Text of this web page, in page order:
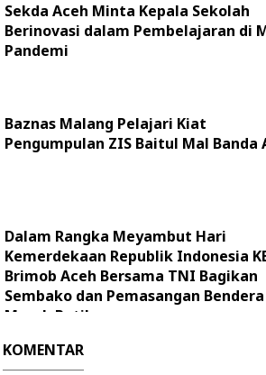
Sekda Aceh Minta Kepala Sekolah
Berinovasi dalam Pembelajaran di
Pandemi
Baznas Malang Pelajari Kiat
Pengumpulan ZIS Baitul Mal Banda
Dalam Rangka Meyambut Hari
Kemerdekaan Republik Indonesia
Brimob Aceh Bersama TNI Bagikan
Sembako dan Pemasangan Bendera
Merah Putih
KOMENTAR